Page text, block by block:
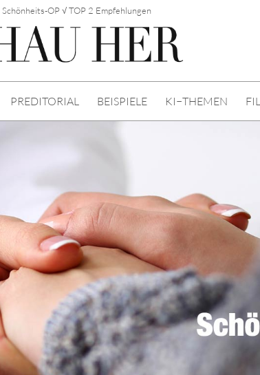
OP √ TOP 2 Empfehlungen
PREDITORIAL BEISPIELE KI−THEMEN